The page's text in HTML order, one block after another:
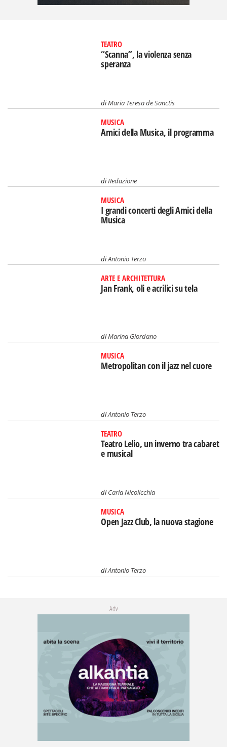
TEATRO
“Scanna”, la violenza senza
speranza
diMaria Teresa de Sanctis
MUSICA
Amici della Musica, il programma
diRedazione
MUSICA
I grandi concerti degli Amici della
Musica
diAntonio Terzo
ARTE E ARCHITETTURA
Jan Frank, oli e acrilici su tela
diMarina Giordano
MUSICA
Metropolitan con il jazz nel cuore
diAntonio Terzo
TEATRO
Teatro Lelio, un inverno tra cabaret
e musical
diCarla Nicolicchia
MUSICA
Open Jazz Club, la nuova stagione
diAntonio Terzo
Adv